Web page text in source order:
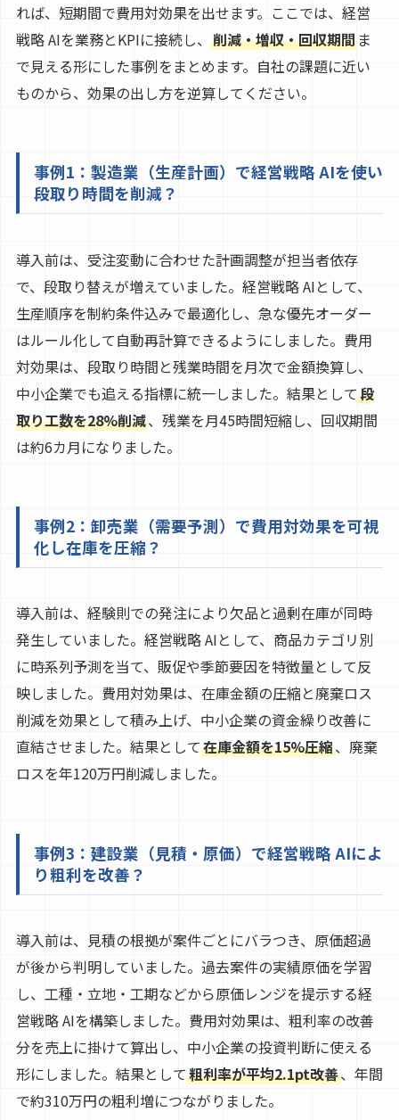
れば、短期間で費用対効果を出せます。ここでは、経営
戦略 AIを業務とKPIに接続し、 削減・増収・回収期間ま
で見える形にした事例をまとめます。自社の課題に近い
ものから、効果の出し方を逆算してください。
事例1：製造業（生産計画）で経営戦略 AIを使い
段取り時間を削減？
導入前は、受注変動に合わせた計画調整が担当者依存
で、段取り替えが増えていました。経営戦略 AIとして、
生産順序を制約条件込みで最適化し、急な優先オーダー
はルール化して自動再計算できるようにしました。費用
対効果は、段取り時間と残業時間を月次で金額換算し、
中小企業でも追える指標に統一しました。結果として段
取り工数を28%削減、残業を月45時間短縮し、回収期間
は約6カ月になりました。
事例2：卸売業（需要予測）で費用対効果を可視
化し在庫を圧縮？
導入前は、経験則での発注により欠品と過剰在庫が同時
発生していました。経営戦略 AIとして、商品カテゴリ別
に時系列予測を当て、販促や季節要因を特徴量として反
映しました。費用対効果は、在庫金額の圧縮と廃棄ロス
削減を効果として積み上げ、中小企業の資金繰り改善に
直結させました。結果として在庫金額を15%圧縮、廃棄
ロスを年120万円削減しました。
事例3：建設業（見積・原価）で経営戦略 AIによ
り粗利を改善？
導入前は、見積の根拠が案件ごとにバラつき、原価超過
が後から判明していました。過去案件の実績原価を学習
し、工種・立地・工期などから原価レンジを提示する経
営戦略 AIを構築しました。費用対効果は、粗利率の改善
分を売上に掛けて算出し、中小企業の投資判断に使える
形にしました。結果として粗利率が平均2.1pt改善、年間
で約310万円の粗利増につながりました。